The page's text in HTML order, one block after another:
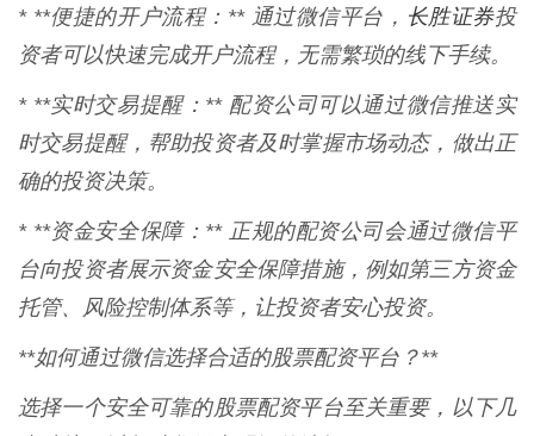
* **便捷的开户流程：** 通过微信平台， 长胜证券投
资者可以快速完成开户流程，无需繁琐的线下手续。
* **实时交易提醒：** 配资公司可以通过微信推送实
时交易提醒，帮助投资者及时掌握市场动态，做出正
确的投资决策。
* **资金安全保障：** 正规的配资公司会通过微信平
台向投资者展示资金安全保障措施，例如第三方资金
托管、风险控制体系等，让投资者安心投资。
**如何通过微信选择合适的股票配资平台？**
选择一个安全可靠的股票配资平台至关重要，以下几